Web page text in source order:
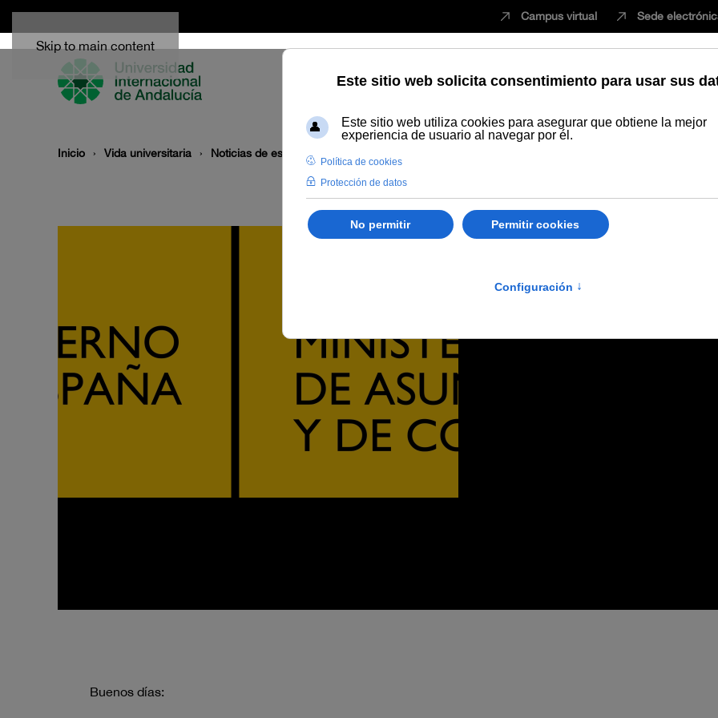
Skip to main content
Campus virtual Sede
EstudiarInnovaciónVida
Inicio Vida universitaria Noticias de estudiantes
Buenos días: